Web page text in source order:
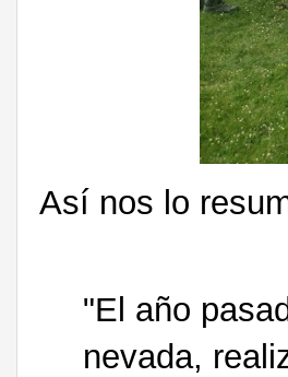
Así nos lo
"El año
nevada,